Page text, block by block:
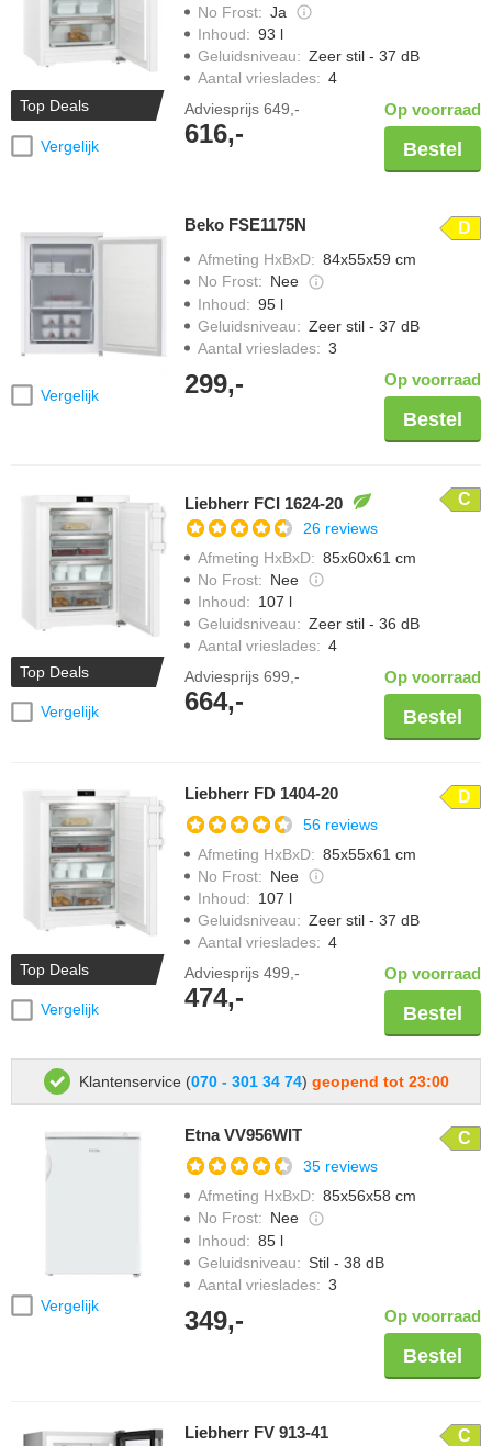
Top Deals
Vergelijk
No Frost: Ja
Inhoud: 93 l
Geluidsniveau: Zeer stil - 37 dB
Aantal vrieslades: 4
Adviesprijs 649,-
616,-
Op voorraad
Bestel
Vergelijk
Beko FSE1175N D
Afmeting HxBxD: 84x55x59 cm
No Frost: Nee
Inhoud: 95 l
Geluidsniveau: Zeer stil - 37 dB
Aantal vrieslades: 3
299,- Op voorraad
Bestel
Top Deals
Vergelijk
Liebherr FCI 1624-20 C
26 reviews
Afmeting HxBxD: 85x60x61 cm
No Frost: Nee
Inhoud: 107 l
Geluidsniveau: Zeer stil - 36 dB
Aantal vrieslades: 4
Adviesprijs 699,-
664,-
Op voorraad
Bestel
Top Deals
Vergelijk
Liebherr FD 1404-20 D
56 reviews
Afmeting HxBxD: 85x55x61 cm
No Frost: Nee
Inhoud: 107 l
Geluidsniveau: Zeer stil - 37 dB
Aantal vrieslades: 4
Adviesprijs 499,-
474,-
Op voorraad
Bestel
Klantenservice (070 - 301 34 74) geopend tot 23:00
Vergelijk
Etna VV956WIT C
35 reviews
Afmeting HxBxD: 85x56x58 cm
No Frost: Nee
Inhoud: 85 l
Geluidsniveau: Stil - 38 dB
Aantal vrieslades: 3
349,- Op voorraad
Bestel
Liebherr FV 913-41 C